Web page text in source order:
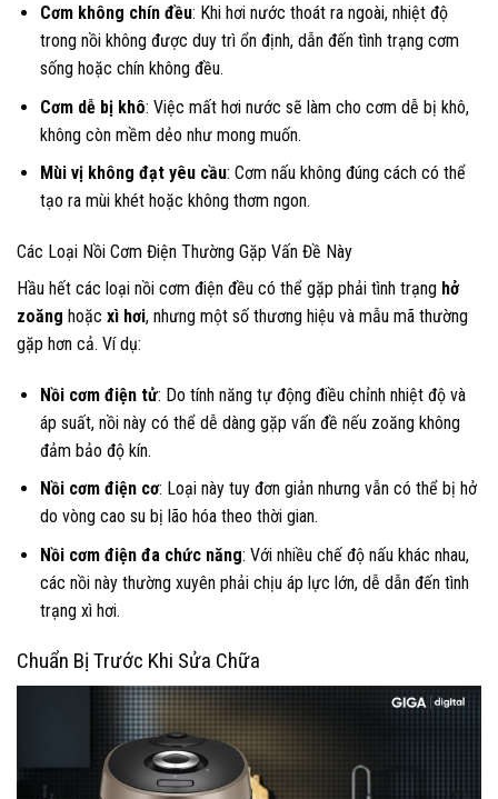
Cơm không chín đều: Khi hơi nước thoát ra ngoài, nhiệt độ
trong nồi không được duy trì ổn định, dẫn đến tình trạng cơm
sống hoặc chín không đều.
Cơm dễ bị khô: Việc mất hơi nước sẽ làm cho cơm dễ bị khô,
không còn mềm dẻo như mong muốn.
Mùi vị không đạt yêu cầu: Cơm nấu không đúng cách có thể
tạo ra mùi khét hoặc không thơm ngon.
Các Loại Nồi Cơm Điện Thường Gặp Vấn Đề Này
Hầu hết các loại nồi cơm điện đều có thể gặp phải tình trạng hở
zoăng hoặc xì hơi, nhưng một số thương hiệu và mẫu mã thường
gặp hơn cả. Ví dụ:
Nồi cơm điện tử: Do tính năng tự động điều chỉnh nhiệt độ và
áp suất, nồi này có thể dễ dàng gặp vấn đề nếu zoăng không
đảm bảo độ kín.
Nồi cơm điện cơ: Loại này tuy đơn giản nhưng vẫn có thể bị hở
do vòng cao su bị lão hóa theo thời gian.
Nồi cơm điện đa chức năng: Với nhiều chế độ nấu khác nhau,
các nồi này thường xuyên phải chịu áp lực lớn, dễ dẫn đến tình
trạng xì hơi.
Chuẩn Bị Trước Khi Sửa Chữa